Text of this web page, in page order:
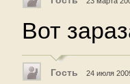
Вот
Гость 24 июля